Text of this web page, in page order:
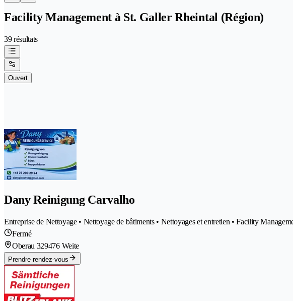
Facility Management à St. Galler Rheintal (Région)
39 résultats
Ouvert
Dany Reinigung Carvalho
Entreprise de Nettoyage • Nettoyage de bâtiments • Nettoyages et entretien • Facility
Fermé
Oberau 329476 Weite
Prendre rendez-vous